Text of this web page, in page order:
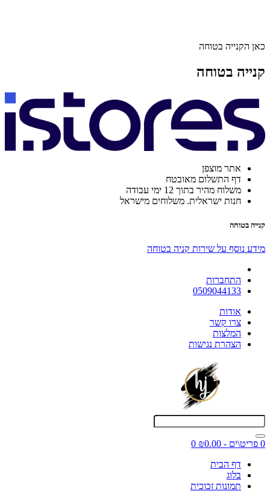
כאן הקנייה בטוחה
קנייה בטוחה
אתר מוצפן
דף התשלום מאובטח
משלוח מהיר בתוך 12 ימי עבודה
חנות ישראלית. משלוחים מישראל
קנייה בטוחה
מידע נוסף על שירות קניה בטוחה
התחברות
0509044133
אודות
צרו קשר
המלצות
הצהרת נגישות
0 פריט\ים - ₪0.00
0
דף הבית
בלוג
תמונות זכוכית